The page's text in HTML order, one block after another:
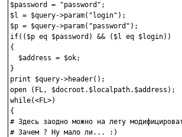
$password = "password";
$l = $query->param("login");
$p = $query->param("password");
if(($p eq $password) && ($l eq $login))
{
  $address = $ok;
}
print $query->header();
open (FL, $docroot.$localpath.$address);
while(<FL>)
{
# Здесь заодно можно на лету
# Зачем ? Ну мало ли... :)